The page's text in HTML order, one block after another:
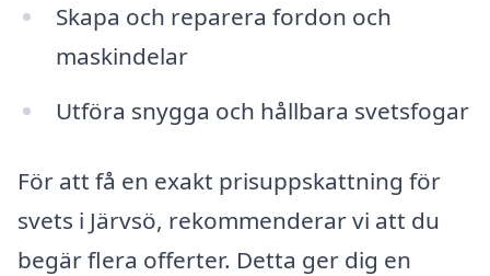
Skapa och reparera fordon och
maskindelar
Utföra snygga och hållbara svetsfogar
För att få en exakt prisuppskattning för
svets i Järvsö, rekommenderar vi att du
begär flera offerter. Detta ger dig en